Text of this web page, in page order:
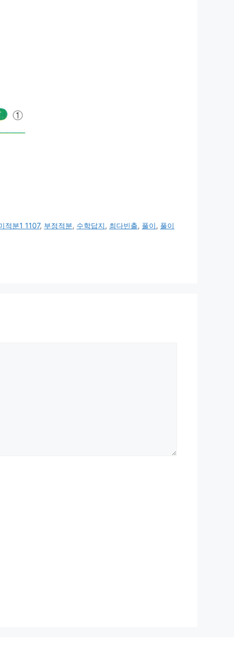
적분1 1107, 부정적분, 수학답지, 최다빈출, 풀이, 풀이